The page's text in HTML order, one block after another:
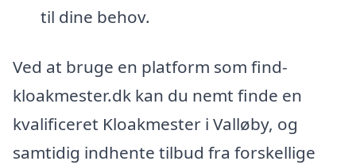
til dine behov.
Ved at bruge en platform som find-
kloakmester.dk kan du nemt finde en
kvalificeret Kloakmester i Valløby, og
samtidig indhente tilbud fra forskellige